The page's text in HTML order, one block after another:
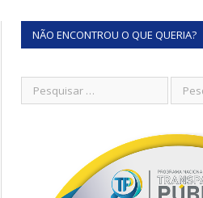
NÃO ENCONTROU O QUE QUERIA?